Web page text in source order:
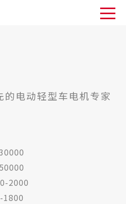
的电动轻型车电机专家
2000
1800